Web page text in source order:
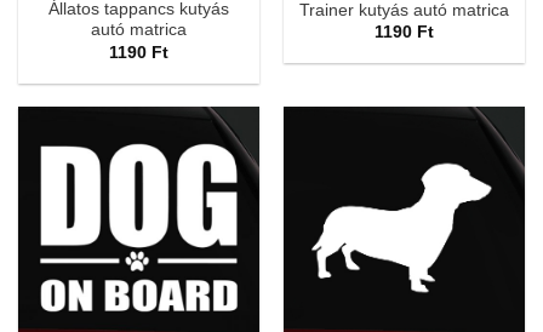
Állatos tappancs kutyás
autó matrica
1190 Ft
Trainer kutyás autó matrica
1190 Ft